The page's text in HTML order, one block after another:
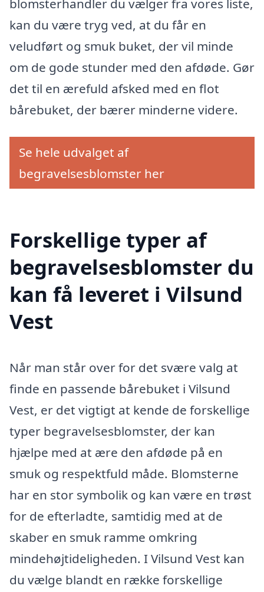
blomsterhandler du vælger fra vores liste,
kan du være tryg ved, at du får en
veludført og smuk buket, der vil minde
om de gode stunder med den afdøde. Gør
det til en ærefuld afsked med en flot
bårebuket, der bærer minderne videre.
Se hele udvalget af
begravelsesblomster her
Forskellige typer af
begravelsesblomster du
kan få leveret i Vilsund
Vest
Når man står over for det svære valg at
finde en passende bårebuket i Vilsund
Vest, er det vigtigt at kende de forskellige
typer begravelsesblomster, der kan
hjælpe med at ære den afdøde på en
smuk og respektfuld måde. Blomsterne
har en stor symbolik og kan være en trøst
for de efterladte, samtidig med at de
skaber en smuk ramme omkring
mindehøjtideligheden. I Vilsund Vest kan
du vælge blandt en række forskellige